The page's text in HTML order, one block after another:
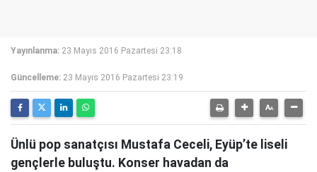
Yayınlanma: 23 Mayıs 2016 Pazartesi 23:18
Güncelleme: 23 Mayıs 2016 Pazartesi 23:19
Ünlü pop sanatçısı Mustafa Ceceli, Eyüp’te liseli
gençlerle buluştu. Konser havadan da